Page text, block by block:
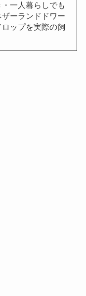
一人暮らしでも
ーランドドワー
ップを実際の飼